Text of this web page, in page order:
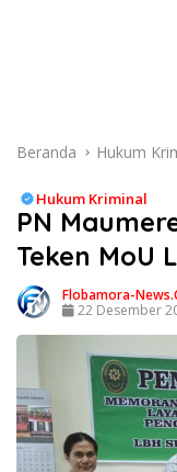
Beranda Hukum
Hukum Kriminal
PN
Teken MoU
Flobamora-
22 Desember